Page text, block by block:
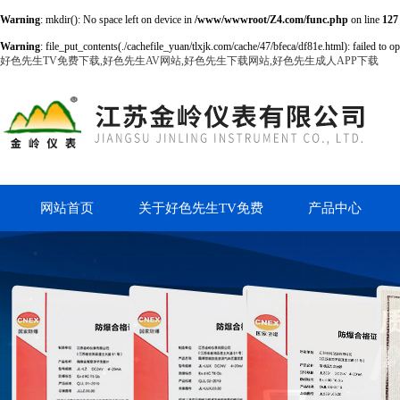
Warning: mkdir(): No space left on device in /www/wwwroot/Z4.com/func.php on line 127
Warning: file_put_contents(./cachefile_yuan/tlxjk.com/cache/47/bfeca/df81e.html): failed to
好色先生TV免费下载,好色先生AV网站,好色先生下载网站,好色先生成人APP下载
网站首页 关于好色先生TV免费 产品中心